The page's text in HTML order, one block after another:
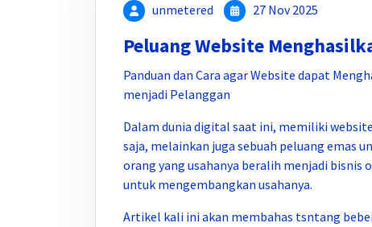
unmetered 27 Nov 2025
Peluang Website
Panduan dan Cara agar Website dapat
menjadi Pelanggan
Dalam dunia digital saat ini, memiliki
saja, melainkan juga sebuah peluang emas
orang yang usahanya beralih menjadi
untuk mengembangkan usahanya.
Artikel kali ini akan membahas tsntang